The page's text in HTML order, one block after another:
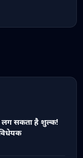
लग सकता है शुल्क!